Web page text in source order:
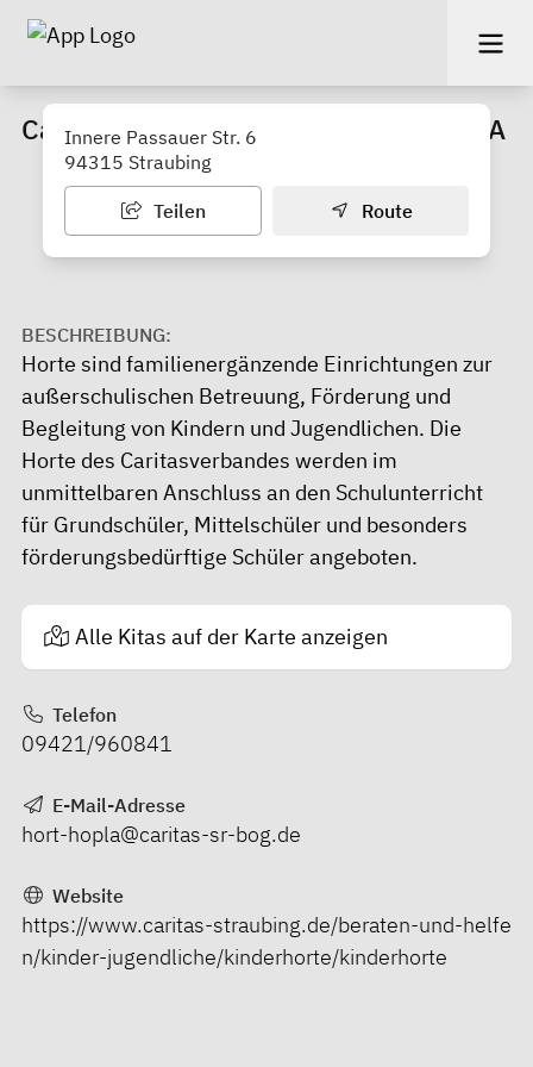
Caritas Kinder- und Jugendhort HOPLA
Innere Passauer Str. 6
94315 Straubing
Teilen Route
BESCHREIBUNG:
Horte sind familienergänzende Einrichtungen zur
außerschulischen Betreuung, Förderung und
Begleitung von Kindern und Jugendlichen. Die
Horte des Caritasverbandes werden im
unmittelbaren Anschluss an den Schulunterricht
für Grundschüler, Mittelschüler und besonders
förderungsbedürftige Schüler angeboten.
Alle Kitas auf der Karte anzeigen
Telefon
09421/960841
E-Mail-Adresse
hort-hopla@caritas-sr-bog.de
Website
https://www.caritas-straubing.de/beraten-und-helfe
n/kinder-jugendliche/kinderhorte/kinderhorte